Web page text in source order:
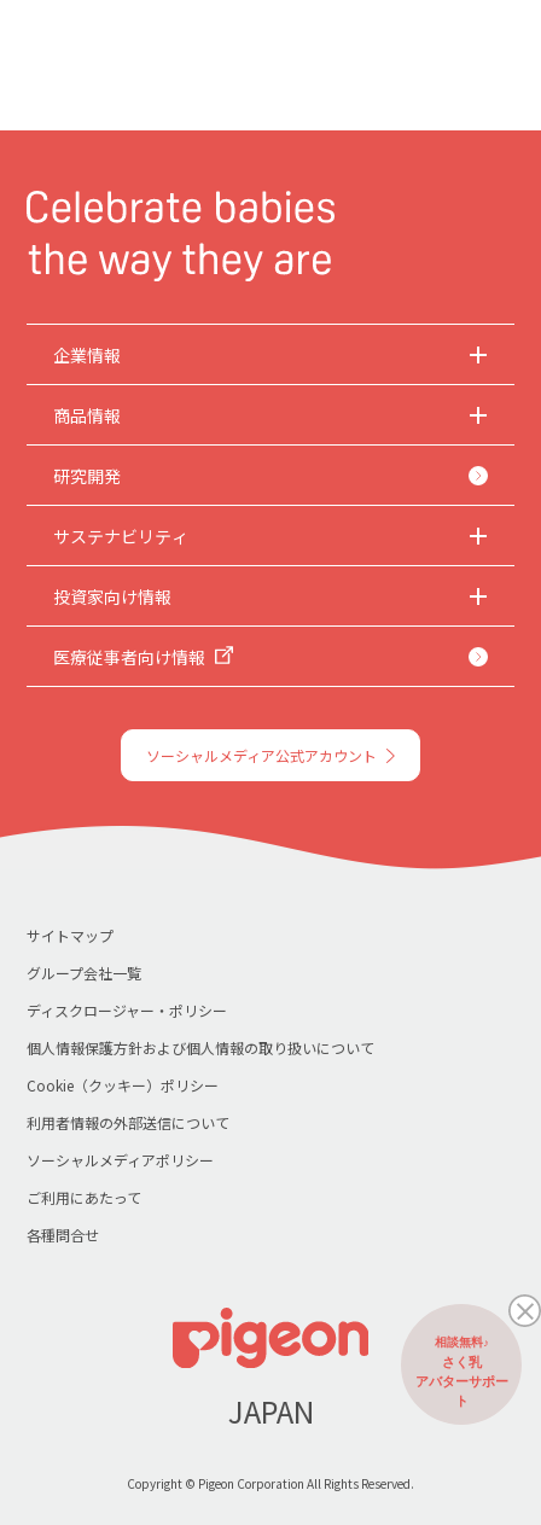
企業情報
商品情報
研究開発
サステナビリティ
投資家向け情報
医療従事者向け情報
ソーシャルメディア公式アカウント
サイトマップ
グループ会社一覧
ディスクロージャー・ポリシー
個人情報保護方針および個人情報の取り扱いについて
Cookie（クッキー）ポリシー
利用者情報の外部送信について
ソーシャルメディアポリシー
ご利用にあたって
各種問合せ
JAPAN
Copyright © Pigeon Corporation All Rights Reserved.
相談無料♪
さく乳
アバターサポー
ト